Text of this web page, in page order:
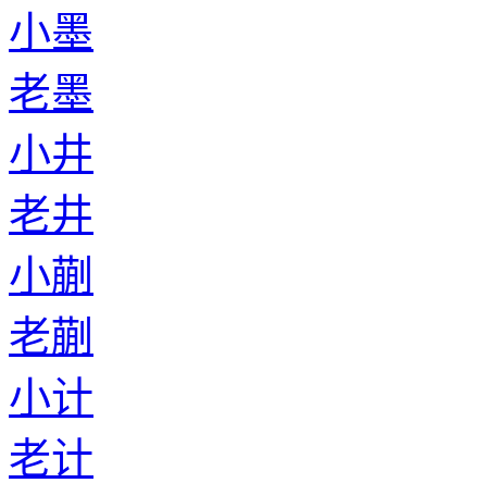
小墨
老墨
小井
老井
小蒯
老蒯
小计
老计